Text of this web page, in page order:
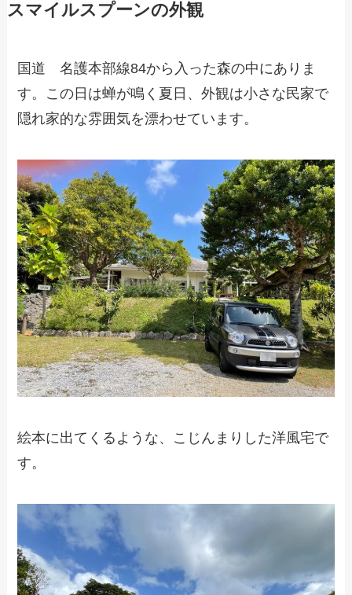
スマイルスプーンの外観
国道 名護本部線84から入った森の中にありま
す。この日は蝉が鳴く夏日、外観は小さな民家で
隠れ家的な雰囲気を漂わせています。
絵本に出てくるような、こじんまりした洋風宅で
す。